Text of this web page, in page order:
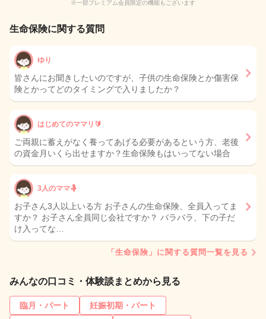
※一部プレミアム会員限定の機能もございます
生命保険に関する質問
ゆり
皆さんにお聞きしたいのですが、子供の生命保険とか傷害保
険とかってどのタイミングで入りましたか？
はじめてのママリ🔰
ご両親に蓄えがなく養ってあげる必要があるという方、老後
の資金月いくら出せますか？生命保険もはいってない場合
3人のママ🤱
お子さん3人以上いる方 お子さんの生命保険、全員入ってま
すか？ お子さん全員同じ会社ですか？ バラバラ、下の子だ
け入ってな…
「生命保険」に関する質問一覧を見る
みんなの口コミ・体験談まとめから見る
臨月・パート
妊娠初期・パート